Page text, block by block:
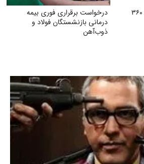
درخواست برقراری فوری بیمه
درمانی بازنشستگان فولاد و
ذوب‌آهن